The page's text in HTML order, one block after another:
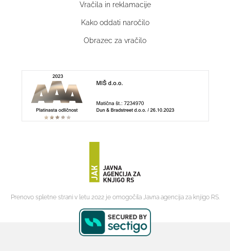
Vračila in reklamacije
Kako oddati naročilo
Obrazec za vračilo
Prenovo spletne strani v letu 2022 je omogočila Javna agencija za knjigo RS.